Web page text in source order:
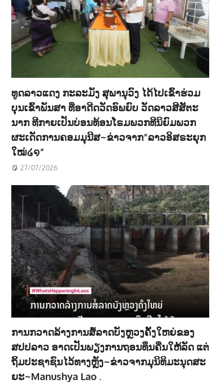
ທູດລາວແດງ ກະລະມັງ ສຸພານຸວົງ ໄດ້ໄປເຂົ້າຮ່ວມ
ບຸນເຂົ້າພັນສາ ທີ່ອາດີດວັດອົພຍົບ ວັດລາວສີສັຕະ
ນາກ ທີກາຍເປັນບ່ອນທ້ອນໂຣມພວກທີນິຍົມພວກ
ຜະເດັດການຄອມມຸນີສ~ຂ່າວຈາກ”ລາວອິສຣະຍຸກ
ໃໝ່໒໑”
27/07/2026
ການກວາດລ້າງການສໍ້ລາດບັງຫຼວງຄັ້ງໃຫຍ່ຂອງ
ສປປລາວ ອາດເປັນພຽງການຖອນທຶນຄືນໃຫ້ລັດ ແຕ່
ຖິ້ມປະຊາຊົນໄວ້ທາງຫຼັງ~ຂ່າວຈາກມຸນິທິມະນຸດສະ
ຍະ~Manushya Lao .